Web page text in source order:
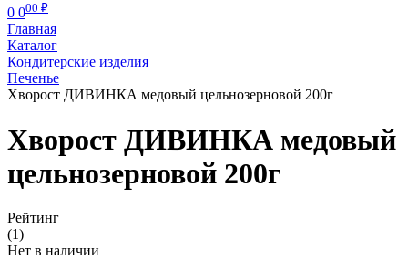
0 000 ₽
Главная
Каталог
Кондитерские изделия
Печенье
Хворост ДИВИНКА медовый цельнозерновой 200г
Хворост ДИВИНКА медовый
цельнозерновой 200г
Рейтинг
(1)
Нет в наличии